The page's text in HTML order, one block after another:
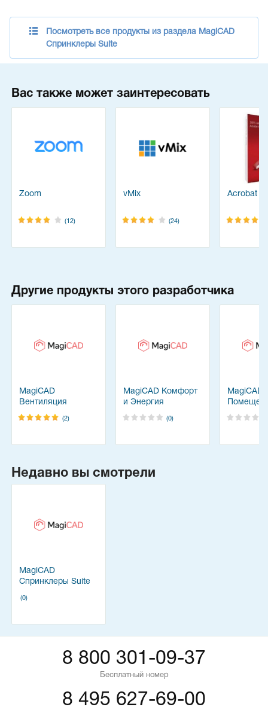
Посмотреть все продукты из раздела MagiCAD
Спринклеры Suite
Вас также может заинтересовать
Zoom
(12)
vMix
(24)
Acrobat
Другие продукты этого разработчика
MagiCAD
Вентиляция
(2)
MagiCAD Комфорт
и Энергия
(0)
MagiCAD
Недавно вы смотрели
MagiCAD
Спринклеры Suite
(0)
8 800 301-09-37
Бесплатный номер
8 495 627-69-00